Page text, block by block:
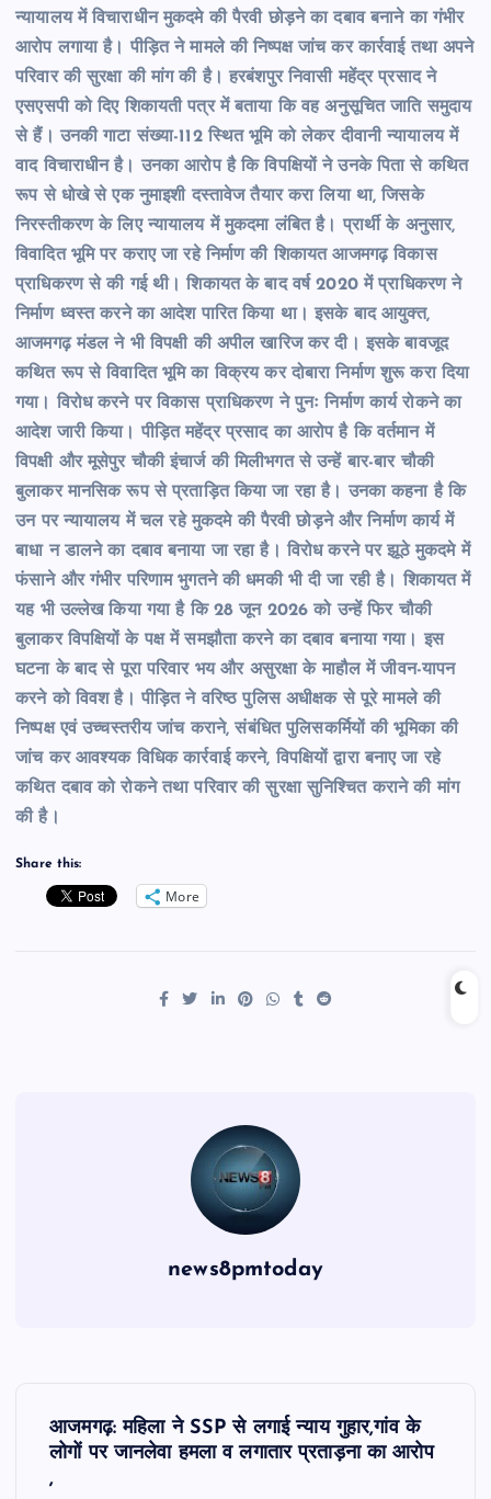
न्यायालय में विचाराधीन मुकदमे की पैरवी छोड़ने का दबाव बनाने का गंभीर
आरोप लगाया है। पीड़ित ने मामले की निष्पक्ष जांच कर कार्रवाई तथा अपने
परिवार की सुरक्षा की मांग की है। हरबंशपुर निवासी महेंद्र प्रसाद ने
एसएसपी को दिए शिकायती पत्र में बताया कि वह अनुसूचित जाति समुदाय
से हैं। उनकी गाटा संख्या-112 स्थित भूमि को लेकर दीवानी न्यायालय में
वाद विचाराधीन है। उनका आरोप है कि विपक्षियों ने उनके पिता से कथित
रूप से धोखे से एक नुमाइशी दस्तावेज तैयार करा लिया था, जिसके
निरस्तीकरण के लिए न्यायालय में मुकदमा लंबित है। प्रार्थी के अनुसार,
विवादित भूमि पर कराए जा रहे निर्माण की शिकायत आजमगढ़ विकास
प्राधिकरण से की गई थी। शिकायत के बाद वर्ष 2020 में प्राधिकरण ने
निर्माण ध्वस्त करने का आदेश पारित किया था। इसके बाद आयुक्त,
आजमगढ़ मंडल ने भी विपक्षी की अपील खारिज कर दी। इसके बावजूद
कथित रूप से विवादित भूमि का विक्रय कर दोबारा निर्माण शुरू करा दिया
गया। विरोध करने पर विकास प्राधिकरण ने पुनः निर्माण कार्य रोकने का
आदेश जारी किया। पीड़ित महेंद्र प्रसाद का आरोप है कि वर्तमान में
विपक्षी और मूसेपुर चौकी इंचार्ज की मिलीभगत से उन्हें बार-बार चौकी
बुलाकर मानसिक रूप से प्रताड़ित किया जा रहा है। उनका कहना है कि
उन पर न्यायालय में चल रहे मुकदमे की पैरवी छोड़ने और निर्माण कार्य में
बाधा न डालने का दबाव बनाया जा रहा है। विरोध करने पर झूठे मुकदमे में
फंसाने और गंभीर परिणाम भुगतने की धमकी भी दी जा रही है। शिकायत में
यह भी उल्लेख किया गया है कि 28 जून 2026 को उन्हें फिर चौकी
बुलाकर विपक्षियों के पक्ष में समझौता करने का दबाव बनाया गया। इस
घटना के बाद से पूरा परिवार भय और असुरक्षा के माहौल में जीवन-यापन
करने को विवश है। पीड़ित ने वरिष्ठ पुलिस अधीक्षक से पूरे मामले की
निष्पक्ष एवं उच्चस्तरीय जांच कराने, संबंधित पुलिसकर्मियों की भूमिका की
जांच कर आवश्यक विधिक कार्रवाई करने, विपक्षियों द्वारा बनाए जा रहे
कथित दबाव को रोकने तथा परिवार की सुरक्षा सुनिश्चित कराने की मांग
की है।
Share this:
More
news8pmtoday
आजमगढ़: महिला ने SSP से लगाई न्याय गुहार,गांव के
लोगों पर जानलेवा हमला व लगातार प्रताड़ना का आरोप
,